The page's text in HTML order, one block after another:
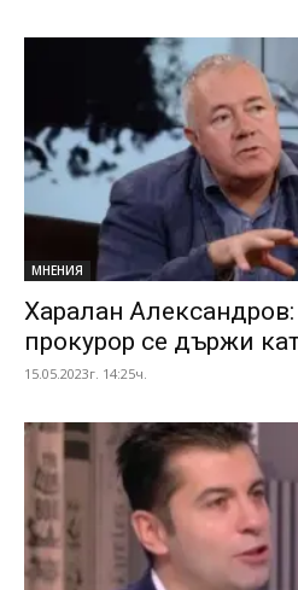
МНЕНИЯ
Харалан
прокурор се държи
15.05.2023г. 14:25ч.